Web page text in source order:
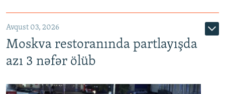
Avqust 03, 2026
Moskva restoranında partlayışda
azı 3 nəfər ölüb